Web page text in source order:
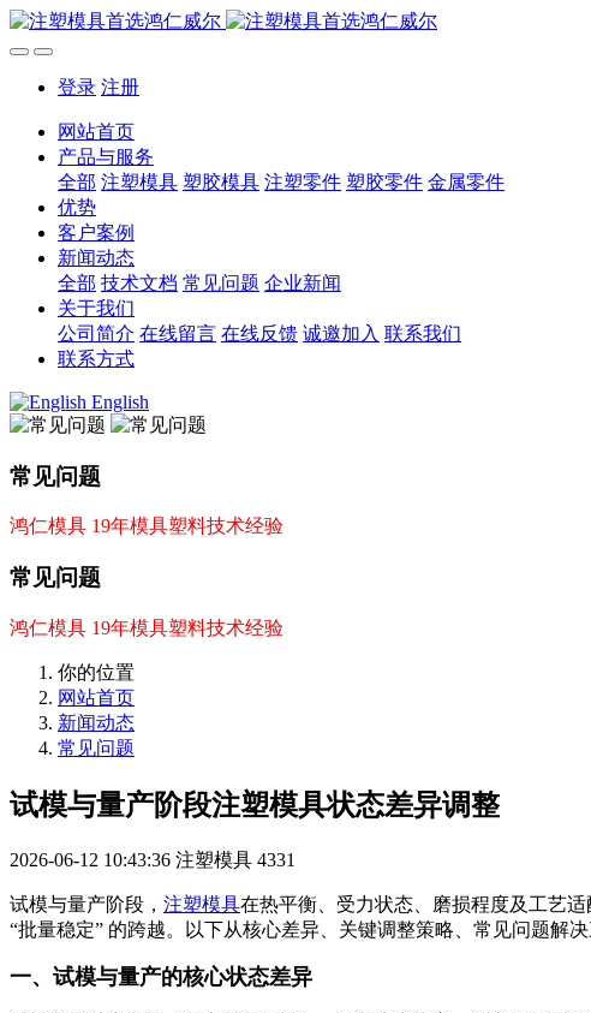
登录 注册
网站首页
产品与服务
全部 注塑模具 塑胶模具 注塑零件 塑胶零件 金属零件
优势
客户案例
新闻动态
全部 技术文档 常见问题 企业新闻
关于我们
公司简介 在线留言 在线反馈 诚邀加入 联系我们
联系方式
English
常见问题
鸿仁模具 19年模具塑料技术经验
常见问题
鸿仁模具 19年模具塑料技术经验
你的位置
网站首页
新闻动态
常见问题
试模与量产阶段注塑模具状态差异调整
2026-06-12 10:43:36 注塑模具 4331
试模与量产阶段， 注塑模具在热平衡、受力状态、磨损程度及工艺
“批量稳定” 的跨越。以下从核心差异、关键调整策略、常见问题解决
一、试模与量产的核心状态差异